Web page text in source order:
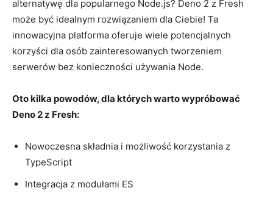
alternatywę dla popularnego Node.js? ​Deno 2 z Fresh
może‍ być idealnym rozwiązaniem dla Ciebie! Ta⁢
innowacyjna ‍platforma oferuje wiele ​potencjalnych
korzyści ⁤dla osób zainteresowanych tworzeniem
serwerów bez ​konieczności​ używania‌ Node.
Oto ⁣kilka​ powodów, dla których warto ⁣wypróbować
Deno ‍2 z Fresh:
Nowoczesna składnia i możliwość korzystania ​z
TypeScript
Integracja z‍ modułami ES